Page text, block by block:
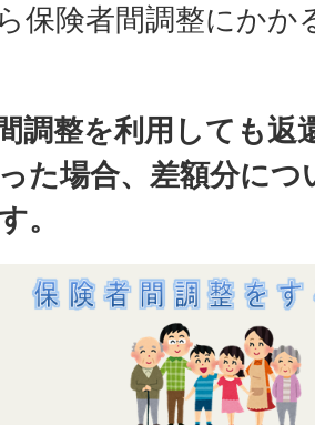
保険者間調整にかか
調整を利用しても返
た場合、差額分につ
。